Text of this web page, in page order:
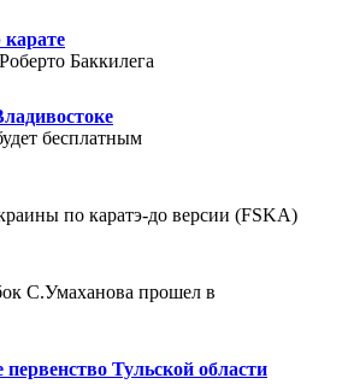
Баккилега
бесплатным
по каратэ-до версии (FSKA)
С.Умаханова прошел в
Тульской области